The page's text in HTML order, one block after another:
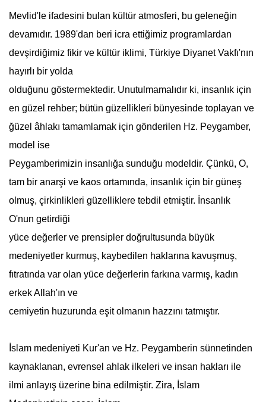
Mevlid'le ifadesini bulan kültür atmosferi, bu geleneğin
devamıdır. 1989'dan beri icra ettiğimiz programlardan
devşirdiğimiz fikir ve kültür iklimi, Türkiye Diyanet Vakfı'nın
hayırlı bir yolda
olduğunu göstermektedir. Unutulmamalıdır ki, insanlık için
en güzel rehber; bütün güzellikleri bünyesinde toplayan ve
ğüzel âhlakı tamamlamak için gönderilen Hz. Peygamber,
model ise
Peygamberimizin insanlığa sunduğu modeldir. Çünkü, O,
tam bir anarşi ve kaos ortamında, insanlık için bir güneş
olmuş, çirkinlikleri güzelliklere tebdil etmiştir. İnsanlık
O'nun getirdiği
yüce değerler ve prensipler doğrultusunda büyük
medeniyetler kurmuş, kaybedilen haklarına kavuşmuş,
fıtratında var olan yüce değerlerin farkına varmış, kadın
erkek Allah'ın ve
cemiyetin huzurunda eşit olmanın hazzını tatmıştır.
İslam medeniyeti Kur'an ve Hz. Peygamberin sünnetinden
kaynaklanan, evrensel ahlak ilkeleri ve insan hakları ile
ilmi anlayış üzerine bina edilmiştir. Zira, İslam